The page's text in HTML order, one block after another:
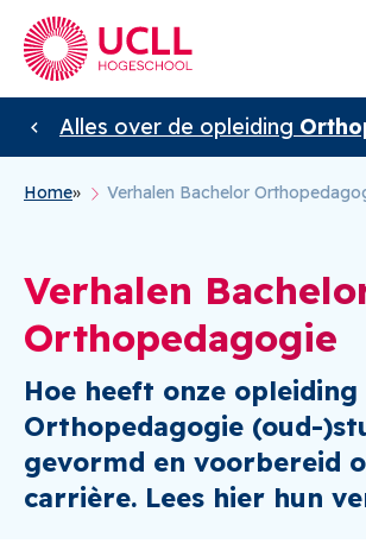
Alles over de opleiding
Kruimelpad
Home Verhalen Bachelor
Verhalen
Orthopedagogie
Hoe heeft onze opleiding
Orthopedagogie (oud-
gevormd en voorbereid
carrière. Lees hier hun